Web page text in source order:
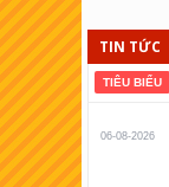
TIN TỨC
TIÊU BIỂU
06-08-2026